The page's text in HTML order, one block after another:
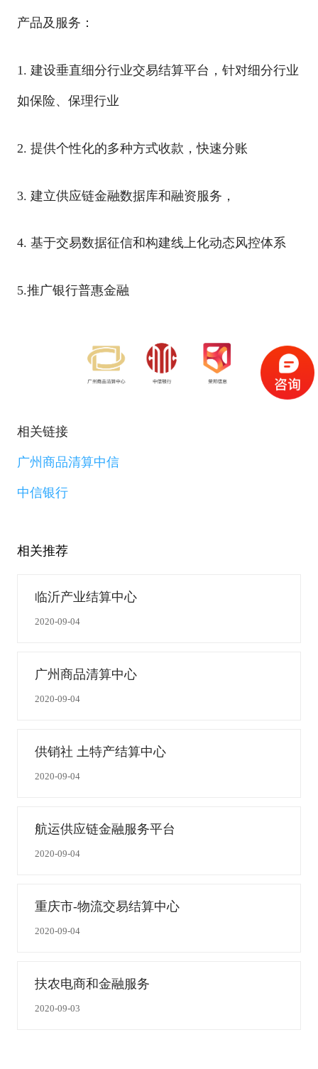
产品及服务：
1. 建设垂直细分行业交易结算平台，针对细分行业
如保险、保理行业
2. 提供个性化的多种方式收款，快速分账
3. 建立供应链金融数据库和融资服务，
4. 基于交易数据征信和构建线上化动态风控体系
5.推广银行普惠金融
相关链接
广州商品清算中信
中信银行
相关推荐
临沂产业结算中心
2020-09-04
广州商品清算中心
2020-09-04
供销社 土特产结算中心
2020-09-04
航运供应链金融服务平台
2020-09-04
重庆市-物流交易结算中心
2020-09-04
扶农电商和金融服务
2020-09-03